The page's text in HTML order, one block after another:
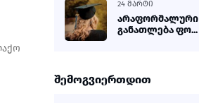
24 ᲛᲐᲠᲢᲘ
არაფორმალური
განათლება ფო...
შემოგვიერთდით